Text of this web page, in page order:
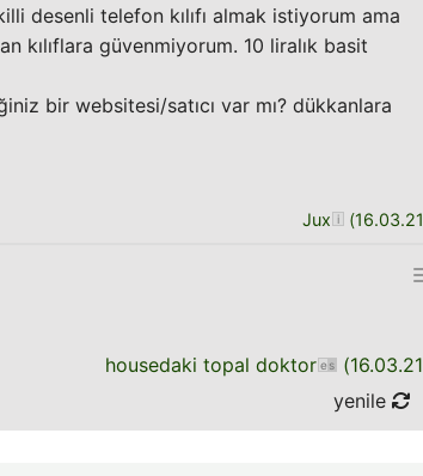
desenli telefon kılıfı almak istiyorum ama
kılıflara güvenmiyorum. 10 liralık basit
bir websitesi/satıcı var mı? dükkanlara
Jux (16.03.21
housedaki topal doktor (16.03.21
yenile